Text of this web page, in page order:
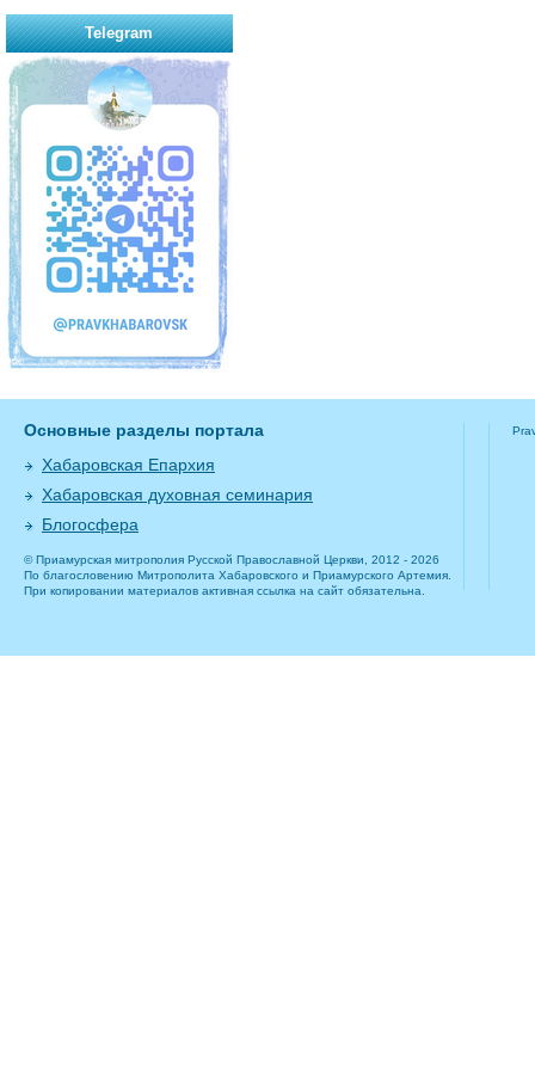
Telegram
Основные разделы портала
Хабаровская Епархия
Хабаровская духовная семинария
Блогосфера
© Приамурская митрополия Русской Православной Церкви, 2012 - 2026
По благословению Митрополита Хабаровского и Приамурского Артемия.
При копировании материалов активная ссылка на сайт обязательна.